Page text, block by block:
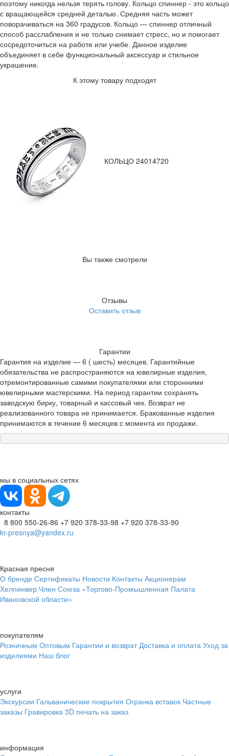
поэтому никогда нельзя терять голову. Кольцо спиннер - это кольцо
с вращающейся средней деталью. Средняя часть может
поворачиваться на 360 градусов. Кольцо — спиннер отличный
способ расслабления и не только снимает стресс, но и помогает
сосредоточиться на работе или учебе. Данное изделие
объединяет в себе функциональный аксессуар и стильное
украшение.
К этому товару подходят
КОЛЬЦО 24014720
Вы также смотрели
Отзывы
Оставить отзыв
Гарантии
Гарантия на изделие — 6 ( шесть) месяцев. Гарантийные
обязательства не распространяются на ювелирные изделия,
отремонтированные самими покупателями или сторонними
ювелирными мастерскими. На период гарантии сохранять
заводскую бирку, товарный и кассовый чек. Возврат не
реализованного товара не принимается. Бракованные изделия
принимаются в течение 6 месяцев с момента их продажи.
мы в социальных сетях
контакты
8 800 550-26-86 +7 920 378-33-98 +7 920 378-33-90
kr-presnya@yandex.ru
Красная пресня
О бренде Сертификаты Новости Контакты Акционерам
Хелпинвер Член Союза «Торгово-Промышленная Палата
Ивановской области»
покупателям
Розничным Оптовым Гарантии и возврат Доставка и оплата Уход за
изделиями Наш блог
услуги
Экскурсии Гальванические покрытия Огранка вставок Частные
заказы Гравировка 3D печать на заказ
информация